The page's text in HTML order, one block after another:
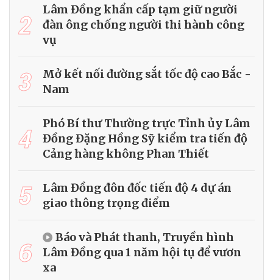
2
Lâm Đồng khẩn cấp tạm giữ người
đàn ông chống người thi hành công
vụ
3
Mở kết nối đường sắt tốc độ cao Bắc -
Nam
4
Phó Bí thư Thường trực Tỉnh ủy Lâm
Đồng Đặng Hồng Sỹ kiểm tra tiến độ
Cảng hàng không Phan Thiết
5
Lâm Đồng đôn đốc tiến độ 4 dự án
giao thông trọng điểm
6
Báo và Phát thanh, Truyền hình
Lâm Đồng qua 1 năm hội tụ để vươn
xa